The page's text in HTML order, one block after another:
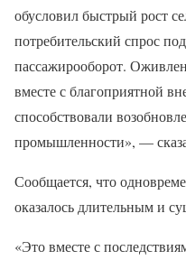
обусловил быстрый рост
потребительский спрос
пассажирооборот.
вместе с благоприятной
способствовали
промышленности», —
Сообщается, что
оказалось длительным и
«Это вместе с